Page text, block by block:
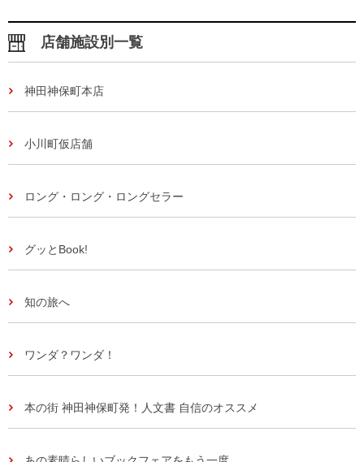
店舗施設別一覧
神田神保町本店
小川町仮店舗
ロング・ロング・ロングセラー
グッとBook!
知の旅へ
ワンダ？ワンダ！
本の街 神田神保町発！人文書 自信のオススメ